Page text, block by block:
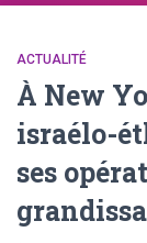
ACTUALITÉ
À New
israélo-
ses